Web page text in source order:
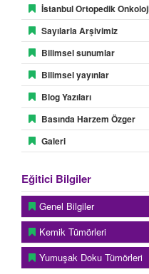
görülebilen sinovyal
kirletecek biyopsi ve ön
kaçınılmalıdır.
Erken dönemde tüm
çıkartılmasıyla tedavi
tekrar eder. Henüz
cerrahi temizliğin
enjekte edilerek ya da
yöntemi uygulanabilir. İleri
sinovyanın ulaştığı tüm
İstanbul Ortopedik
Sayılarla Arşivimiz
Bilimsel sunumlar
Bilimsel yayınlar
Blog Yazıları
Basında Harzem Özger
Galeri
Eğitici Bilgiler
Genel Bilgiler
Kemik Tümörleri
Yumuşak Doku Tümörleri